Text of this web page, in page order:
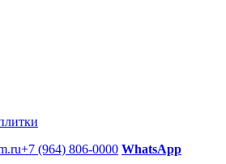
+7 (964) 806-0000 WhatsApp